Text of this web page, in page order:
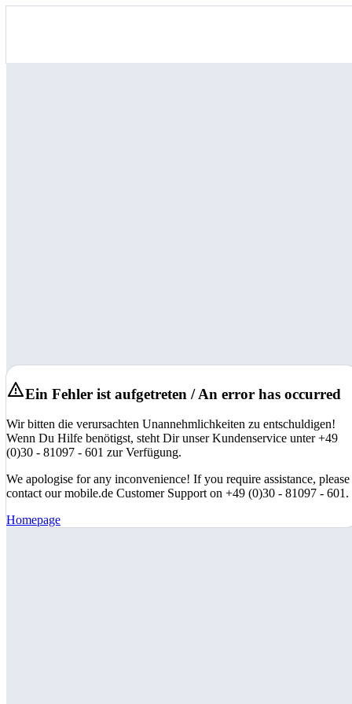
Ein Fehler ist aufgetreten / An error has occurred
Wir bitten die verursachten Unannehmlichkeiten zu entschuldigen!
Wenn Du Hilfe benötigst, steht Dir unser Kundenservice unter +49
(0)30 - 81097 - 601 zur Verfügung.
We apologise for any inconvenience! If you require assistance, please
contact our mobile.de Customer Support on +49 (0)30 - 81097 - 601.
Homepage